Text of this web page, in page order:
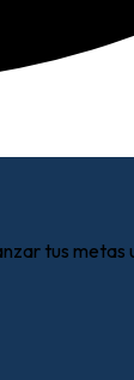
tus metas